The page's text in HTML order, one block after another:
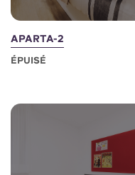
APARTA-2
ÉPUISÉ